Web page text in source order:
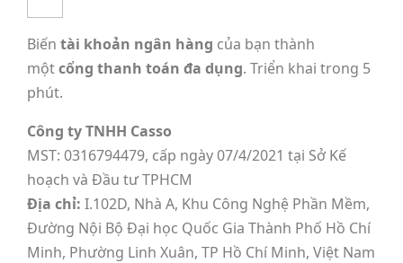
Biến tài khoản ngân hàng của bạn thành
mộtcổng thanh toán đa dụng. Triển khai trong 5
phút.
Công ty TNHH Casso
MST: 0316794479, cấp ngày 07/4/2021 tại Sở Kế
hoạch và Đầu tư TPHCM
Địa chỉ: I.102D, Nhà A, Khu Công Nghệ Phần Mềm,
Đường Nội Bộ Đại học Quốc Gia Thành Phố Hồ Chí
Minh, Phường Linh Xuân, TP Hồ Chí Minh, Việt Nam